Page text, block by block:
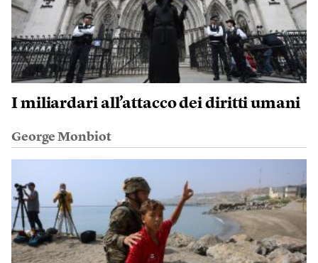
I miliardari all’attacco dei diritti umani
George Monbiot